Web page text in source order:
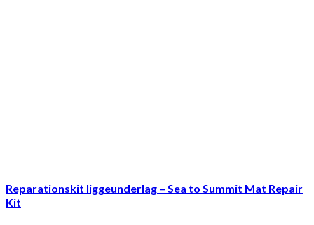
Reparationskit liggeunderlag – Sea to Summit Mat Repair
Kit